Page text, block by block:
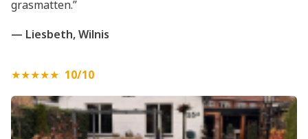
grasmatten.”
— Liesbeth, Wilnis
★★★★★ 10/10